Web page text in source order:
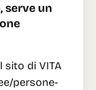
serve un
sito di VITA
persone-